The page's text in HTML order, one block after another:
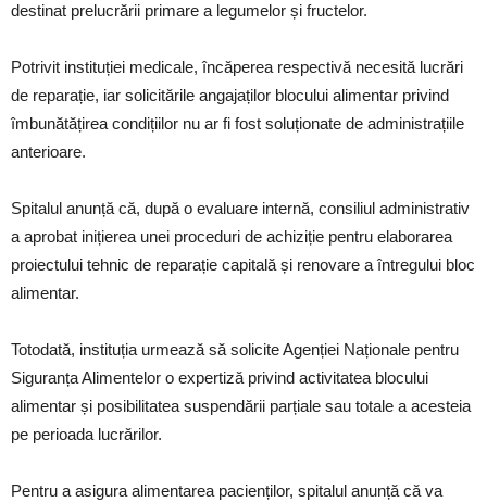
destinat prelucrării primare a legumelor și fructelor.
Potrivit instituției medicale, încăperea respectivă necesită lucrări
de reparație, iar solicitările angajaților blocului alimentar privind
îmbunătățirea condițiilor nu ar fi fost soluționate de administrațiile
anterioare.
Spitalul anunță că, după o evaluare internă, consiliul administrativ
a aprobat inițierea unei proceduri de achiziție pentru elaborarea
proiectului tehnic de reparație capitală și renovare a întregului bloc
alimentar.
Totodată, instituția urmează să solicite Agenției Naționale pentru
Siguranța Alimentelor o expertiză privind activitatea blocului
alimentar și posibilitatea suspendării parțiale sau totale a acesteia
pe perioada lucrărilor.
Pentru a asigura alimentarea pacienților, spitalul anunță că va